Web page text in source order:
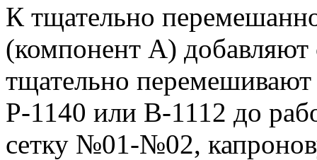
К тщательно
(компонент А) добавляют
тщательно перемешивают
Р-1140 или В-1112 до
сетку №01-№02,